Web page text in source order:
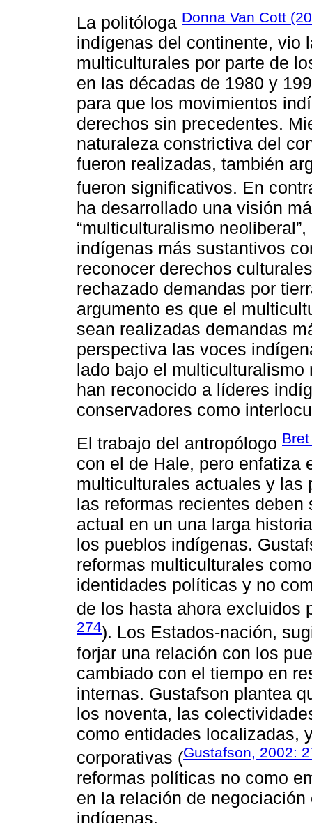
La politóloga Donna Van Cott
indígenas del continente, vio
multiculturales por parte de
en las décadas de 1980 y
para que los movimientos
derechos sin precedentes.
naturaleza constrictiva del
fueron realizadas, también
fueron significativos. En
ha desarrollado una visión
“multiculturalismo
indígenas más sustantivos
reconocer derechos
rechazado demandas por
argumento es que el
sean realizadas demandas
perspectiva las voces
lado bajo el
han reconocido a líderes
conservadores como
El trabajo del antropólogo
con el de Hale, pero enfatiza
multiculturales actuales y las
las reformas recientes
actual en un una larga
los pueblos indígenas.
reformas multiculturales
identidades políticas y no
de los hasta ahora excluidos
274). Los Estados-nación,
forjar una relación con los
cambiado con el tiempo en
internas. Gustafson plantea
los noventa, las
como entidades localizadas,
corporativas (Gustafson, 2002:
reformas políticas no como
en la relación de
indígenas.